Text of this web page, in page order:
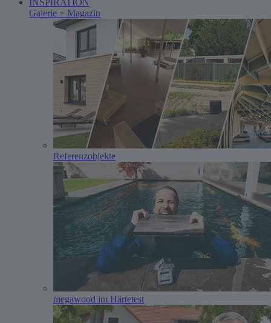
INSPIRATION
Galerie + Magazin
Referenzobjekte
megawood im Härtetest